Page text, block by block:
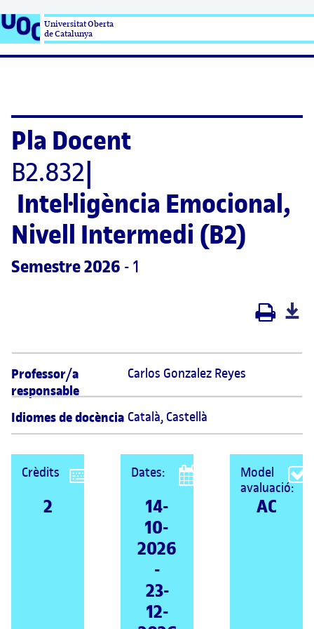
Universitat Oberta
de Catalunya
Pla Docent
B2.832
Intel·ligència Emocional,
Nivell Intermedi (B2)
Semestre 2026 - 1
Professor/a
responsable
Carlos Gonzalez Reyes
Idiomes de docència Català, Castellà
Crèdits
2
Dates:
14-
10-
2026
-
23-
12-
Model
avaluació:
AC